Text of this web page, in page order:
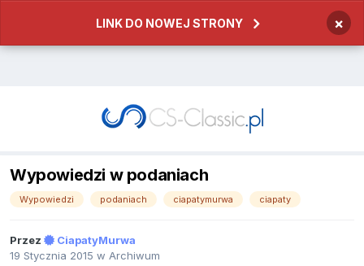
LINK DO NOWEJ STRONY ×
Wypowiedzi w podaniach
Wypowiedzi podaniach ciapatymurwa ciapaty
Przez
CiapatyMurwa
19 Stycznia 2015 w Archiwum